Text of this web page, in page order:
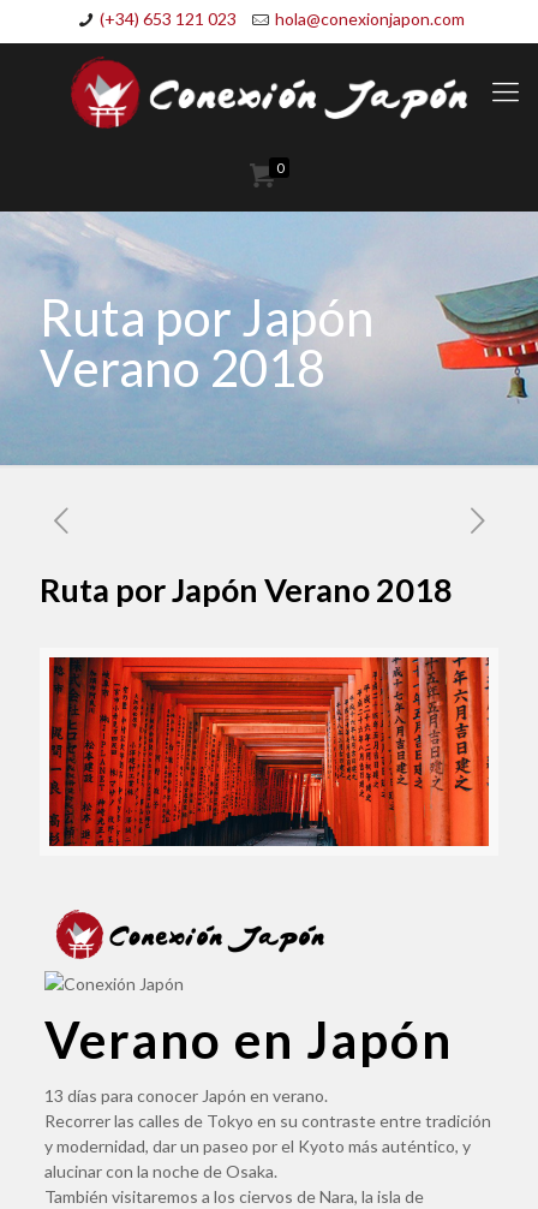
(+34) 653 121 023 hola@conexionjapon.com
0
Ruta por Japón
Verano 2018
Ruta por Japón Verano 2018
Verano en Japón
13 días para conocer Japón en verano.
Recorrer las calles de Tokyo en su contraste entre tradición
y modernidad, dar un paseo por el Kyoto más auténtico, y
alucinar con la noche de Osaka.
También visitaremos a los ciervos de Nara, la isla de